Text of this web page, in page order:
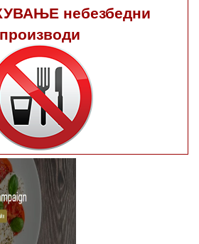
небезбедни
производи